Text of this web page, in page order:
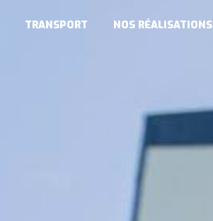
TRANSPORT NOS RÉALISATIONS